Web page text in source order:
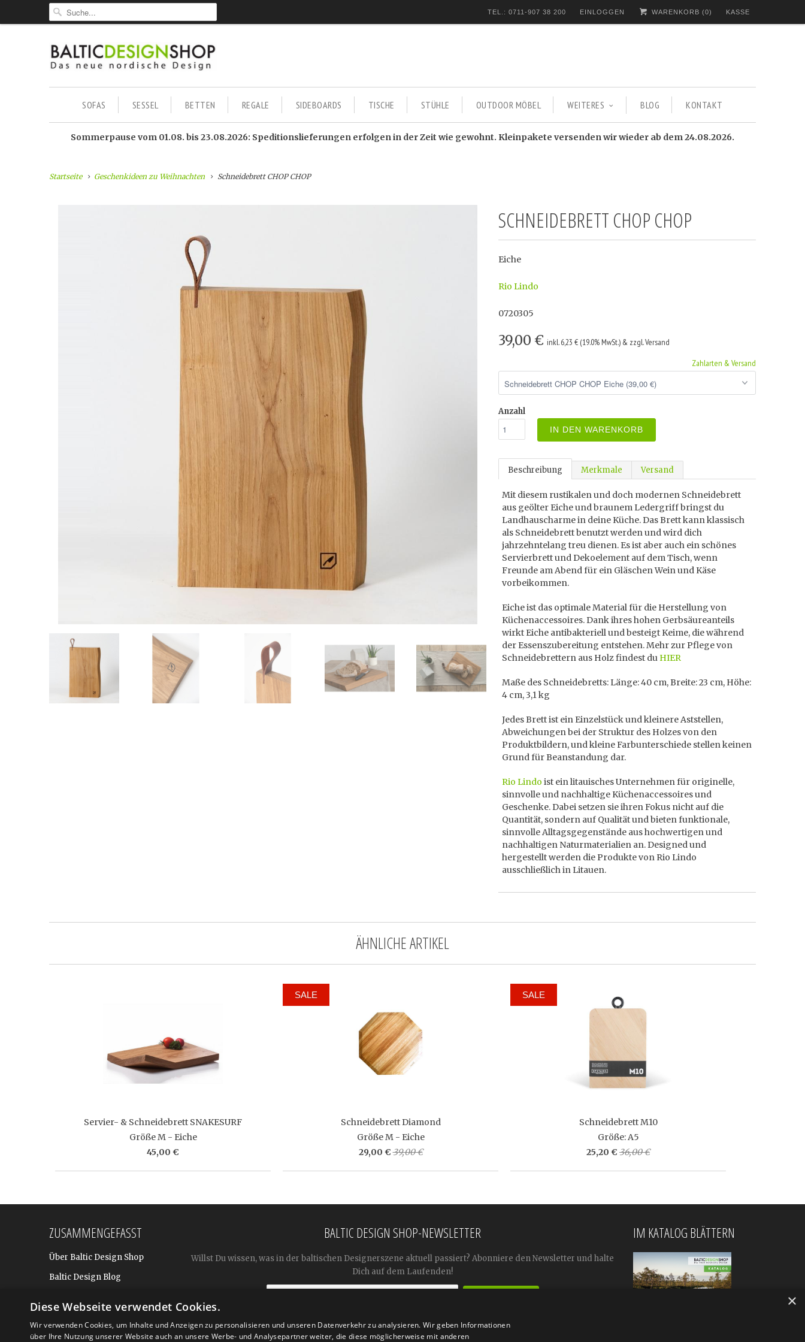
TEL.: 0711-907 38 200 EINLOGGEN WARENKORB (0) KASSE
SOFAS SESSEL BETTEN REGALE SIDEBOARDS TISCHE STÜHLE OUTDOOR MÖBEL WEITERES BLOG KONTAKT
Sommerpause vom 01.08. bis 23.08.2026: Speditionslieferungen erfolgen in der Zeit wie gewohnt. Kleinpakete versenden wir wieder ab dem 24.08.2026.
Startseite Geschenkideen zu Weihnachten Schneidebrett CHOP CHOP
SCHNEIDEBRETT CHOP CHOP
Eiche
Rio Lindo
0720305
39,00 € inkl. 6,23 € (19.0% MwSt.) & zzgl. Versand
Zahlarten & Versand
Anzahl
IN DEN WARENKORB
Beschreibung Merkmale Versand
Mit diesem rustikalen und doch modernen Schneidebrett
aus geölter Eiche und braunem Ledergriff bringst du
Landhauscharme in deine Küche. Das Brett kann klassisch
als Schneidebrett benutzt werden und wird dich
jahrzehntelang treu dienen. Es ist aber auch ein schönes
Servierbrett und Dekoelement auf dem Tisch, wenn
Freunde am Abend für ein Gläschen Wein und Käse
vorbeikommen.
Eiche ist das optimale Material für die Herstellung von
Küchenaccessoires. Dank ihres hohen Gerbsäureanteils
wirkt Eiche antibakteriell und besteigt Keime, die während
der Essenszubereitung entstehen. Mehr zur Pflege von
Schneidebrettern aus Holz findest du HIER
Maße des Schneidebretts: Länge: 40 cm, Breite: 23 cm, Höhe:
4 cm, 3,1 kg
Jedes Brett ist ein Einzelstück und kleinere Aststellen,
Abweichungen bei der Struktur des Holzes von den
Produktbildern, und kleine Farbunterschiede stellen keinen
Grund für Beanstandung dar.
Rio Lindo ist ein litauisches Unternehmen für originelle,
sinnvolle und nachhaltige Küchenaccessoires und
Geschenke. Dabei setzen sie ihren Fokus nicht auf die
Quantität, sondern auf Qualität und bieten funktionale,
sinnvolle Alltagsgegenstände aus hochwertigen und
nachhaltigen Naturmaterialien an. Designed und
hergestellt werden die Produkte von Rio Lindo
ausschließlich in Litauen.
ÄHNLICHE ARTIKEL
Servier- & Schneidebrett SNAKESURF
Größe M - Eiche
45,00 €
Schneidebrett Diamond
Größe M - Eiche
29,00 €39,00 €
SALE
Schneidebrett M10
Größe: A5
25,20 € 36,00 €
SALE
ZUSAMMENGEFASST
Über Baltic Design Shop
Baltic Design Blog
Für BtoB: Design Geschenke
BALTIC DESIGN SHOP-NEWSLETTER
Willst Du wissen, was in der baltischen Designerszene aktuell passiert? Abonniere den Newsletter und halte
Dich auf dem Laufenden!
IM KATALOG BLÄTTERN
×
Diese Webseite verwendet Cookies.
Wir verwenden Cookies, um Inhalte und Anzeigen zu personalisieren und unseren Datenverkehr zu analysieren. Wir geben Informationen
über Ihre Nutzung unserer Website auch an unsere Werbe- und Analysepartner weiter, die diese möglicherweise mit anderen